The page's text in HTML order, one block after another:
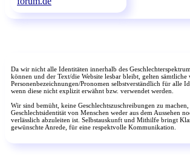
Da wir nicht alle Identitäten innerhalb des
können und der Text/die Website lesbar bleibt, gelten sämtliche
Personenbezeichnungen/Pronomen selbstverständlich für alle
wenn diese nicht explizit erwähnt bzw. verwendet werden.
Wir sind bemüht, keine Geschlechtszuschreibungen zu
Geschlechtsidentität von Menschen weder aus dem Aussehen
verlässlich abzuleiten ist. Selbstauskunft und Mithilfe bringt
gewünschte Anrede, für eine respektvolle Kommunikation.